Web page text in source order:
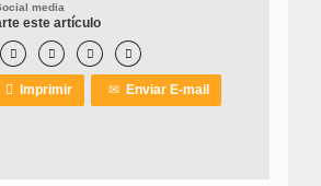
media
este artículo
   
 Imprimir ✉Enviar E-mail